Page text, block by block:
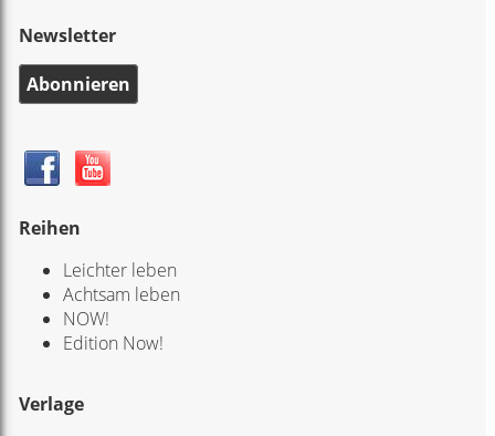
Newsletter
Abonnieren
Reihen
Leichter leben
Achtsam leben
NOW!
Edition Now!
Verlage